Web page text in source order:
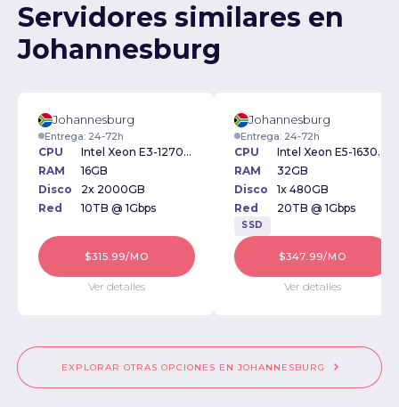
Servidores similares en
Johannesburg
Johannesburg
Entrega: 24-72h
CPU
Intel Xeon E3-1270v5 3.6GHz
RAM
16GB
Disco
2x 2000GB
Red
10TB @ 1Gbps
$315.99/MO
Ver detalles
Johannesburg
Entrega: 24-72h
CPU
Intel Xeon E5-1630v3 3.70GHz
RAM
32GB
Disco
1x 480GB
Red
20TB @ 1Gbps
SSD
$347.99/MO
Ver detalles
EXPLORAR OTRAS OPCIONES EN JOHANNESBURG